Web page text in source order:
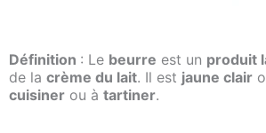
Définition : Le beurre est un produit
de la crème du lait. Il est jaune clair
cuisiner ou à tartiner.